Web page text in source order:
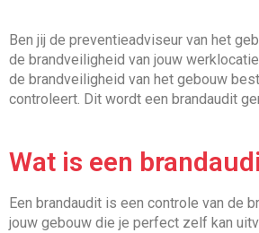
Ben jij de preventieadviseur van het
de brandveiligheid van jouw
de brandveiligheid van het gebouw
controleert. Dit wordt een brandaudit
Wat is een
Een brandaudit is een controle van de
jouw gebouw die je perfect zelf kan